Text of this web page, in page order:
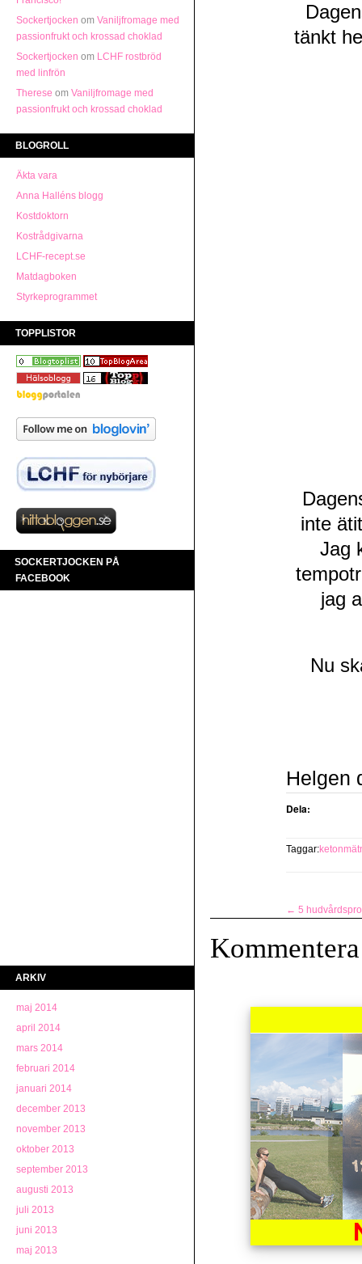
Sockertjocken om Vaniljfromage med
passionfrukt och krossad choklad
Sockertjocken om LCHF rostbröd
med linfrön
Therese om Vaniljfromage med
passionfrukt och krossad choklad
BLOGROLL
Äkta vara
Anna Halléns blogg
Kostdoktorn
Kostrådgivarna
LCHF-recept.se
Matdagboken
Styrkeprogrammet
TOPPLISTOR
SOCKERTJOCKEN PÅ
FACEBOOK
ARKIV
maj 2014
april 2014
mars 2014
februari 2014
januari 2014
december 2013
november 2013
oktober 2013
september 2013
augusti 2013
juli 2013
juni 2013
maj 2013
tänkt
inte
Jag
jag
Nu
Helgen
Dela:
Taggar:
← 5
Kommentera